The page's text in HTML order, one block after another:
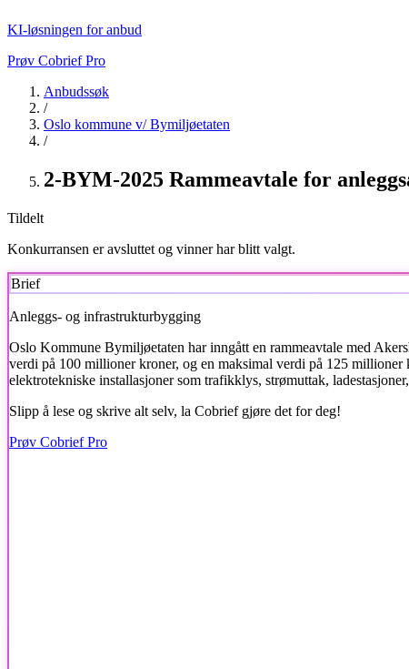
KI-løsningen for anbud
Prøv Cobrief Pro
Anbudssøk
/
Oslo kommune v/ Bymiljøetaten
/
2-BYM-2025 Rammeavtale for
Tildelt
Konkurransen er avsluttet og vinner har blitt valgt.
Brief
Anleggs- og infrastrukturbygging
Oslo Kommune Bymiljøetaten har inngått en rammeavtale med
verdi på 100 millioner kroner, og en maksimal verdi på 125
elektrotekniske installasjoner som trafikklys, strømuttak,
Slipp å lese og skrive alt selv, la Cobrief gjøre det for deg!
Prøv Cobrief Pro